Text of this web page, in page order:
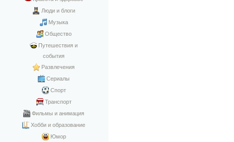
Люди и блоги
Музыка
Общество
Путешествия и
события
Развлечения
Сериалы
Спорт
Транспорт
Фильмы и анимация
Хобби и образование
Юмор